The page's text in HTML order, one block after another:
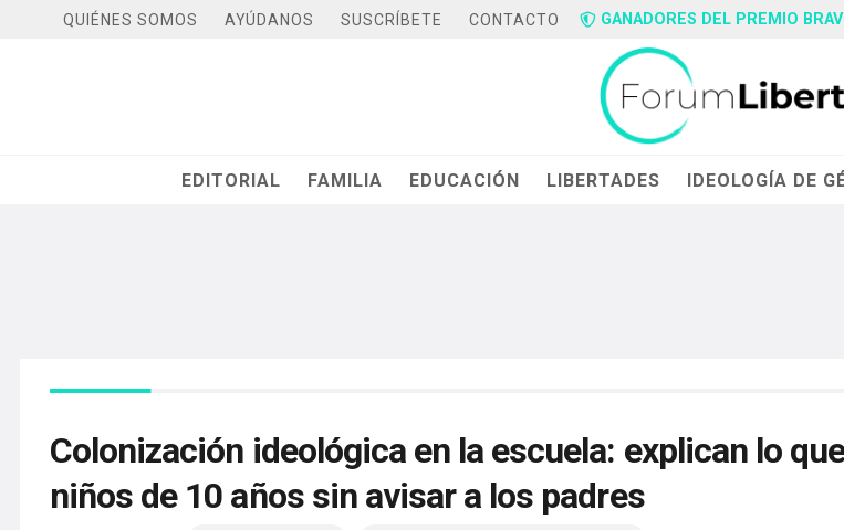
QUIÉNES SOMOS AYÚDANOS SUSCRÍBETE CONTACTO GANADORES DEL PREMIO
EDITORIAL FAMILIA EDUCACIÓN LIBERTADES IDEOLOGÍA DE
Colonización ideológica en la escuela: explican lo que
niños de 10 años sin avisar a los padres